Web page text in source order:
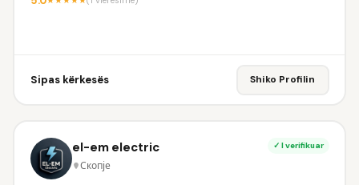
Sipas kërkesës Shiko Profilin
el-em electric
Скопје
✓ I verifikuar